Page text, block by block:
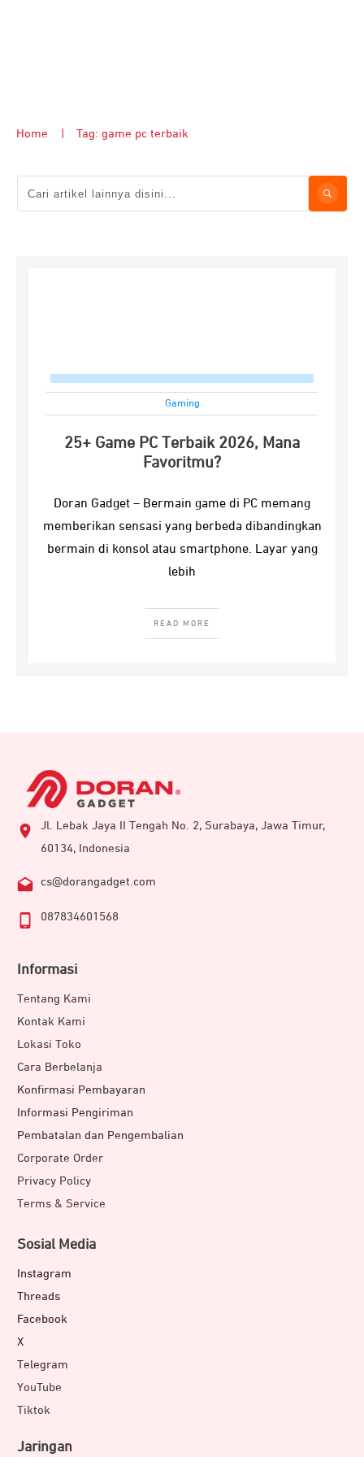
Home Tag: game pc terbaik
Gaming
25+ Game PC Terbaik 2026, Mana
Favoritmu?
Doran Gadget – Bermain game di PC memang
memberikan sensasi yang berbeda dibandingkan
bermain di konsol atau smartphone. Layar yang
lebih
READ MORE
Jl. Lebak Jaya II Tengah No. 2, Surabaya, Jawa Timur,
60134, Indonesia
cs@dorangadget.com
087834601568
Informasi
Tentang Kami
Kontak Kami
Lokasi Toko
Cara Berbelanja
Konfirmasi Pembayaran
Informasi Pengiriman
Pembatalan dan Pengembalian
Corporate Order
Privacy Policy
Terms & Service
Sosial Media
Instagram
Threads
Facebook
X
Telegram
YouTube
Tiktok
Jaringan